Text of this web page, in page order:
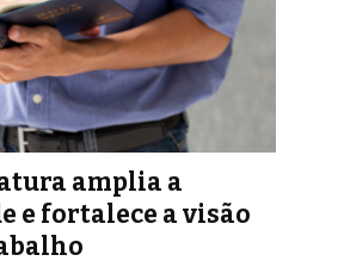
amplia a
e fortalece a visão